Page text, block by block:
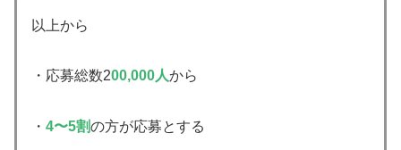
以上から
・応募総数200,000人から
・ 4〜5割の方が応募とする